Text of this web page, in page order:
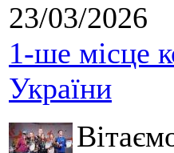
23/03/2026
1-ше місце
України